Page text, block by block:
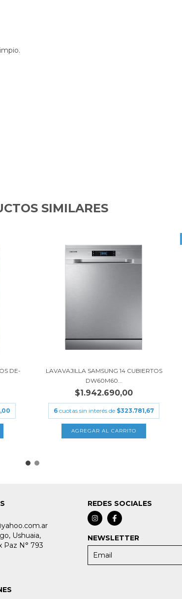
SIMILARES
DE-
LAVAVAJILLA SAMSUNG 14 CUBIERTOS
DW60M60...
$1.942.690,00
6 cuotas sin interés de $323.781,67
Ushuaia,
Paz N° 793
REDES SOCIALES
NEWSLETTER